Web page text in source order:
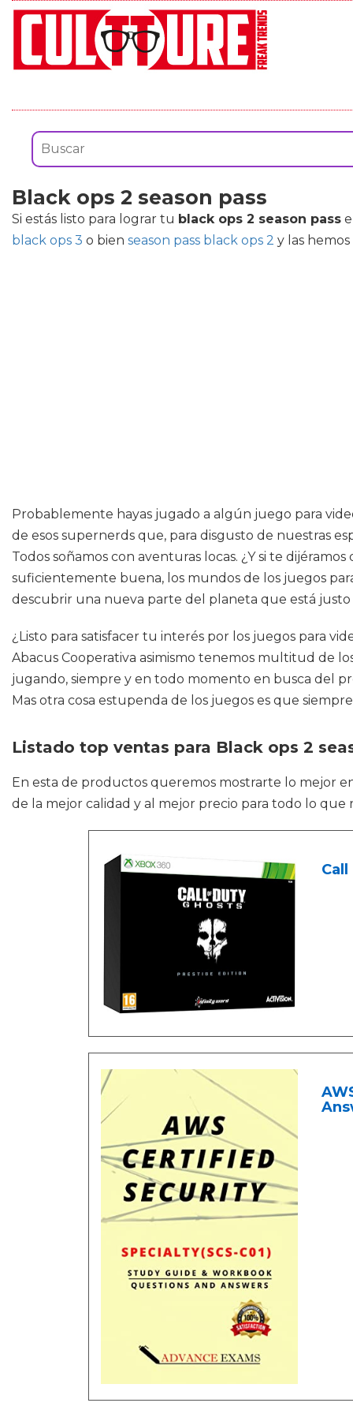
Black ops 2 season pass
Si estás listo para lograr tu black ops 2 season pass
black ops 3 o bien season pass black ops 2 y las
Probablemente hayas jugado a algún juego para
de esos supernerds que, para disgusto de nuestras
Todos soñamos con aventuras locas. ¿Y si te
suficientemente buena, los mundos de los juegos
descubrir una nueva parte del planeta que está
¿Listo para satisfacer tu interés por los juegos para
Abacus Cooperativa asimismo tenemos multitud de
jugando, siempre y en todo momento en busca del
Mas otra cosa estupenda de los juegos es que
Listado top ventas para Black ops 2
En esta de productos queremos mostrarte lo mejor
de la mejor calidad y al mejor precio para todo lo que